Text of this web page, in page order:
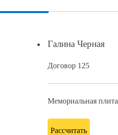
Галина Черная
Договор 125
Мемориальная плита
Рассчитать